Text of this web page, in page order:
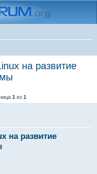
на развитие
1 из 1
на развитие